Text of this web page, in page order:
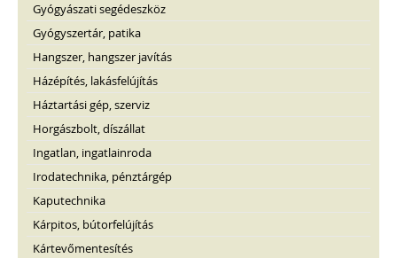
Gyógyászati segédeszköz
Gyógyszertár, patika
Hangszer, hangszer javítás
Házépítés, lakásfelújítás
Háztartási gép, szerviz
Horgászbolt, díszállat
Ingatlan, ingatlainroda
Irodatechnika, pénztárgép
Kaputechnika
Kárpitos, bútorfelújítás
Kártevőmentesítés